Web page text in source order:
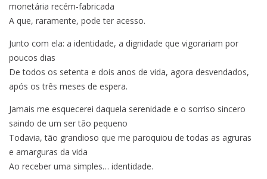
monetária recém-fabricada
A que, raramente, pode ter acesso.
Junto com ela: a identidade, a dignidade que vigorariam por
poucos dias
De todos os setenta e dois anos de vida, agora desvendados,
após os três meses de espera.
Jamais me esquecerei daquela serenidade e o sorriso sincero
saindo de um ser tão pequeno
Todavia, tão grandioso que me paroquiou de todas as agruras
e amarguras da vida
Ao receber uma simples… identidade.